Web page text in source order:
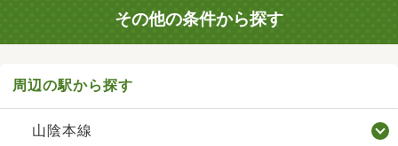
その他の条件から探す
周辺の駅から探す
山陰本線